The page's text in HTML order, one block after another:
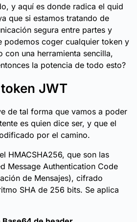
y aquí es donde radica el quid
que si estamos tratando de
segura entre partes y
podemos coger cualquier token y
con una herramienta sencilla,
la potencia de todo esto?
JWT
de tal forma que vamos a poder
es quien dice ser, y que el
por el camino.
HMACSHA256, que son las
Message Authentication Code
de Mensajes), cifrado
SHA de 256 bits. Se aplica